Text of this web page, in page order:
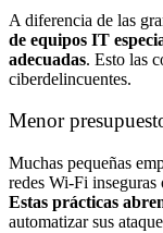
A diferencia de las
de equipos IT
adecuadas. Esto las
ciberdelincuentes.
Menor
Muchas pequeñas
redes Wi-Fi inseguras
Estas prácticas
automatizar sus